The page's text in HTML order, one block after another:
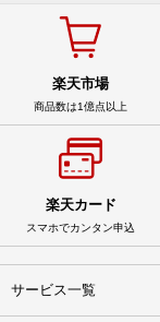
楽天市場
商品数は1億点以上
楽天カード
スマホでカンタン申込
サービス一覧